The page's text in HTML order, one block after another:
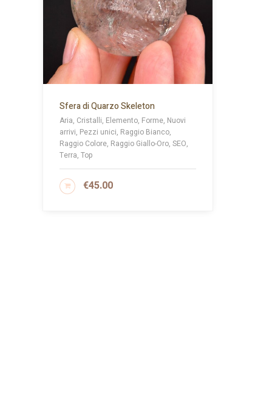
Sfera di Quarzo Skeleton
Aria, Cristalli, Elemento, Forme, Nuovi
arrivi, Pezzi unici, Raggio Bianco,
Raggio Colore, Raggio Giallo-Oro, SEO,
Terra, Top
€45.00
AGGIUNGI AL CARRELLO